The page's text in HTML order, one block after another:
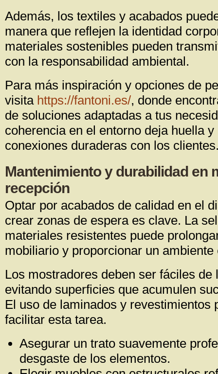
Además, los textiles y acabados
manera que reflejen la identidad
materiales sostenibles pueden
con la responsabilidad ambiental.
Para más inspiración y opciones de
visita https://fantoni.es/, donde
de soluciones adaptadas a tus
coherencia en el entorno deja huella
conexiones duraderas con los
Mantenimiento y durabilidad en
recepción
Optar por acabados de calidad en el
crear zonas de espera es clave. La
materiales resistentes puede
mobiliario y proporcionar un ambiente
Los mostradores deben ser fáciles de
evitando superficies que acumulen
El uso de laminados y revestimientos
facilitar esta tarea.
Asegurar un trato suavemente
desgaste de los elementos.